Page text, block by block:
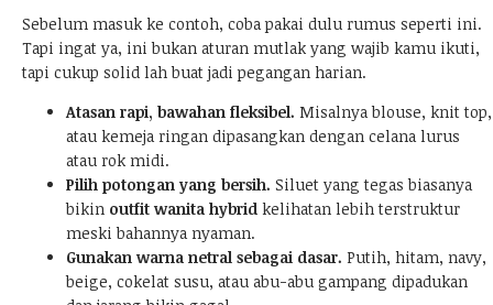
Sebelum masuk ke contoh, coba pakai dulu rumus seperti ini.
Tapi ingat ya, ini bukan aturan mutlak yang wajib kamu ikuti,
tapi cukup solid lah buat jadi pegangan harian.
Atasan rapi, bawahan fleksibel. Misalnya blouse, knit top,
atau kemeja ringan dipasangkan dengan celana lurus
atau rok midi.
Pilih potongan yang bersih. Siluet yang tegas biasanya
bikin outfit wanita hybrid kelihatan lebih terstruktur
meski bahannya nyaman.
Gunakan warna netral sebagai dasar. Putih, hitam, navy,
beige, cokelat susu, atau abu-abu gampang dipadukan